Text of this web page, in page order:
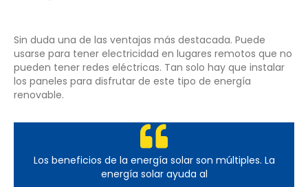
Sin duda una de las ventajas más destacada. Puede
usarse para tener electricidad en lugares remotos que no
pueden tener redes eléctricas. Tan solo hay que instalar
los paneles para disfrutar de este tipo de energía
renovable.
Los beneficios de la energía solar son múltiples. La
energía solar ayuda al